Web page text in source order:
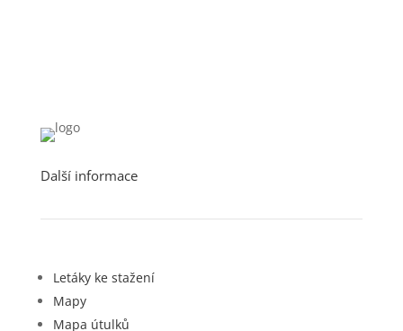
Další informace
Letáky ke stažení
Mapy
Mapa útulků